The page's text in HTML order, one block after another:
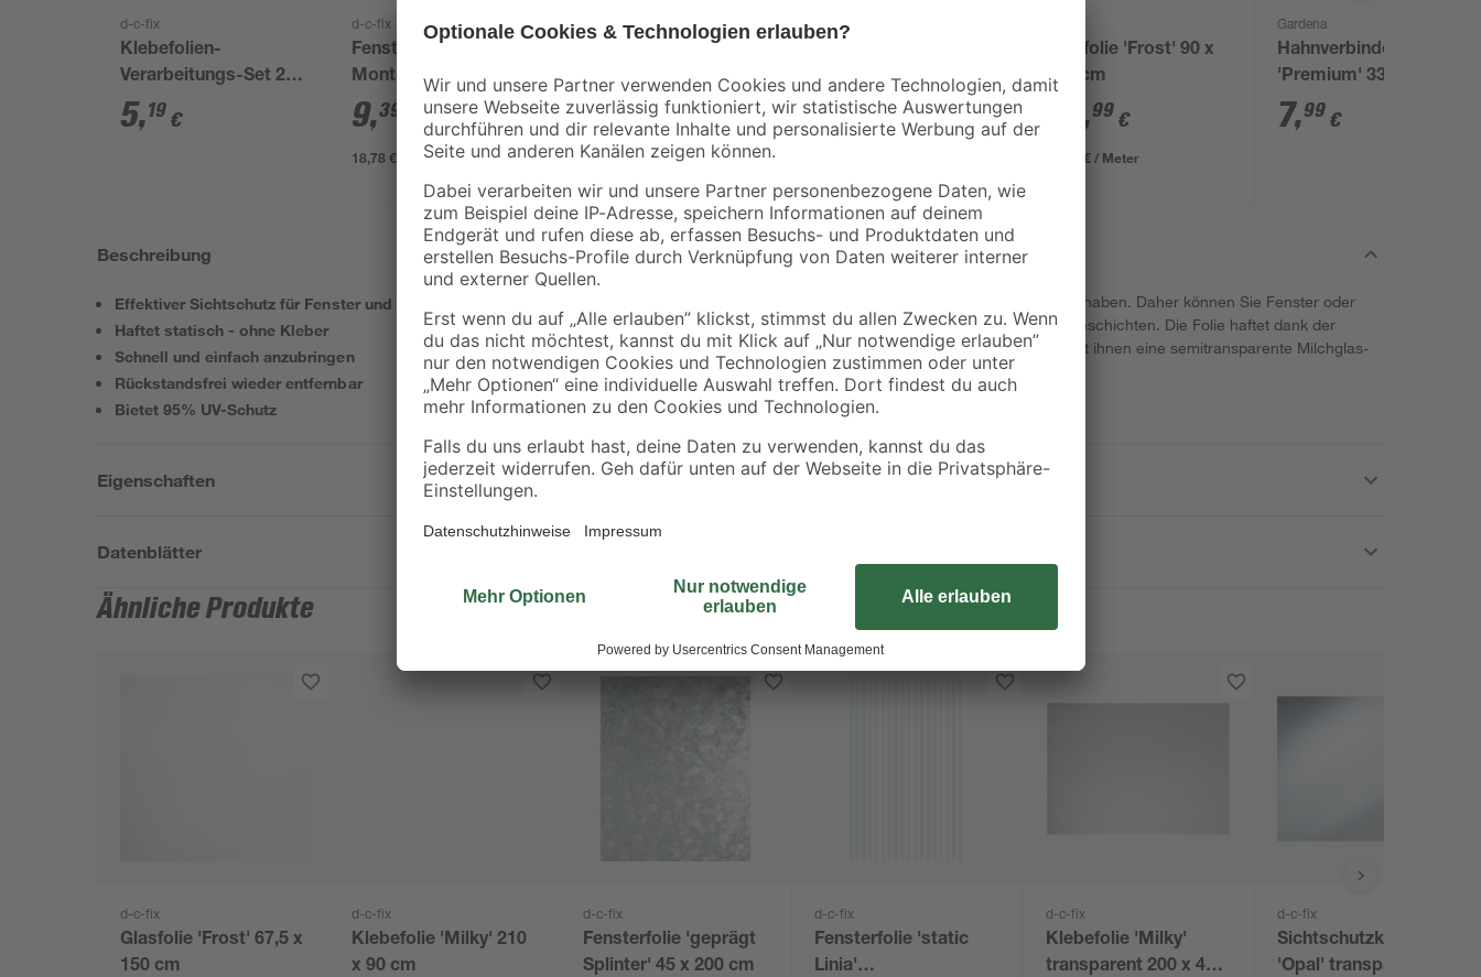
d-c-fix
Klebefolien-
Verarbeitungs-Set 2-
teilig
5,19 €
d-c-fix
Fensterfolien-
Montageflüssigkeit
500 ml
9,39
18,78 € / Liter
d-c-fix
150 cm
13,99€
9,33 € / Meter
d-c-fix
150 cm
8,99€
Glasfolie 'Frost' 90 x
150 cm
,99 €
13,99 € / Meter
Gardena
Hahnverbinder
'Premium' 33,3 mm
(1") lose
7,99 €
Beschreibung
Effektiver Sichtschutz für Fenster und Glastüren mit geringem Aufwand
Haftet statisch - ohne Kleber
Schnell und einfach anzubringen
Rückstandsfrei wieder entfernbar
Bietet 95% UV-Schutz
Nicht immer möchte man den vollen Durchblick haben. Daher können Sie Fenster oder
Glastüren mit der Glasfolie „Milky“ von D-c-fix beschichten. Die Folie haftet dank der
statischen Aufladung an Glasflächen und verleiht ihnen eine semitransparente Milchglas-
Optik.
Eigenschaften
Datenblätter
Ähnliche Produkte
d-c-fix
Glasfolie 'Frost' 67,5 x
150 cm
d-c-fix
Klebefolie 'Milky' 210
x 90 cm
d-c-fix
Fensterfolie 'geprägt
Splinter' 45 x 200 cm
d-c-fix
Fensterfolie 'static
Linia'
d-c-fix
Klebefolie 'Milky'
transparent 200 x 45
d-c-fix
Sichtschutzklebefolie
'Opal' transparent